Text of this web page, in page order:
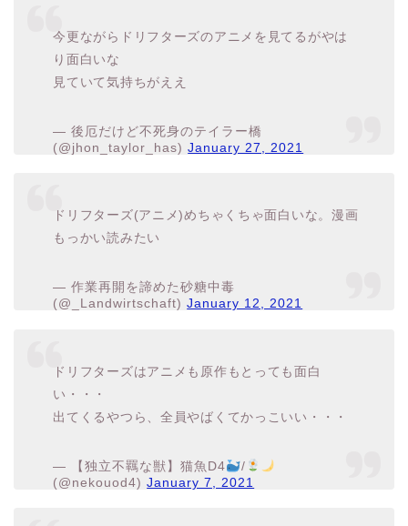
今更ながらドリフターズのアニメを見てるがやは
り面白いな
見ていて気持ちがええ
— 後厄だけど不死身のテイラー橋
(@jhon_taylor_has)January 27, 2021
ドリフターズ(アニメ)めちゃくちゃ面白いな。漫画
もっかい読みたい
— 作業再開を諦めた砂糖中毒
(@_Landwirtschaft)January 12, 2021
ドリフターズはアニメも原作もとっても面白
い・・・
出てくるやつら、全員やばくてかっこいい・・・
— 【独立不羈な獣】猫魚D4
/
(@nekouod4)January 7, 2021